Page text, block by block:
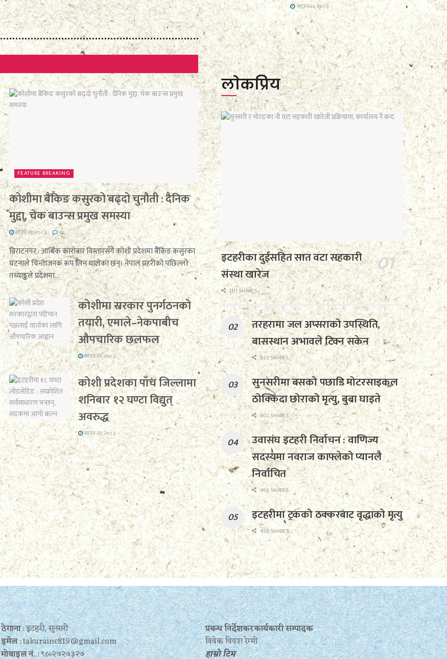
FEATURE BREAKING
कोशीमा बैंकिङ कसुरको बढ्दो चुनौती : दैनिक
मुद्दा, चेक बाउन्स प्रमुख समस्या
साउन २२, २०८३ 0
विराटनगर : आर्थिक कारोबार विस्तारसँगै कोशी प्रदेशमा बैंकिङ कसुरका
घटनाले चिन्ताजनक रूप लिन थालेका छन्। नेपाल प्रहरीको पछिल्लो
तथ्याङ्कले प्रदेशमा...
कोशीमा सरकार पुनर्गठनको
तयारी, एमाले–नेकपाबीच
औपचारिक छलफल
साउन २२, २०८३
कोशी प्रदेशका पाँच जिल्लामा
शनिबार १२ घण्टा विद्युत्
अवरुद्ध
साउन २२, २०८३
साउन २२, २०८३
लाेकप्रिय
इटहरीका दुईसहित सात वटा सहकारी
संस्था खारेज
1111 SHARES
तरहरामा जल अप्सराको उपस्थिति,
बासस्थान अभावले टिक्न सकेन
633 SHARES
सुनसरीमा बसको पछाडि मोटरसाइकल
ठोक्किँदा छोराको मृत्यु, बुबा घाइते
602 SHARES
उवासंघ इटहरी निर्वाचन : वाणिज्य
सदस्यमा नवराज काफ्लेको प्यानलै
निर्वाचित
466 SHARES
इटहरीमा ट्रकको ठक्करबाट वृद्धाको मृत्यु
456 SHARES
ठेगाना: इटहरी, सुनसरी
इमेल: takurainc819@gmail.com
मोबाइल नं.: ९८०२७२७३२७
प्रबन्ध निर्देशकरकार्यकारी सम्पादक
विवेक विवश रेग्मी
हाम्रो टिम